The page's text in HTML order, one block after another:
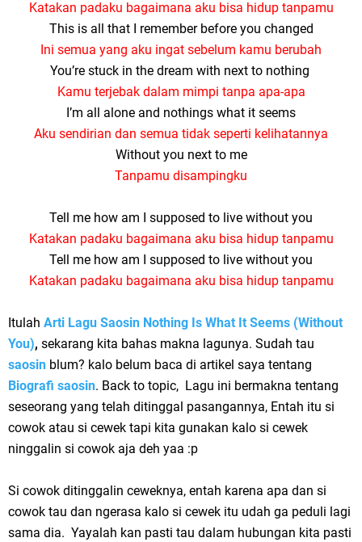
Katakan padaku bagaimana aku bisa hidup tanpamu
This is all that I remember before you changed
Ini semua yang aku ingat sebelum kamu berubah
You’re stuck in the dream with next to nothing
Kamu terjebak dalam mimpi tanpa apa-apa
I’m all alone and nothings what it seems
Aku sendirian dan semua tidak seperti kelihatannya
Without you next to me
Tanpamu disampingku
Tell me how am I supposed to live without you
Katakan padaku bagaimana aku bisa hidup tanpamu
Tell me how am I supposed to live without you
Katakan padaku bagaimana aku bisa hidup tanpamu
Itulah Arti Lagu Saosin Nothing Is What It Seems (Without
You), sekarang kita bahas makna lagunya. Sudah tau
saosin blum? kalo belum baca di artikel saya tentang
Biografi saosin. Back to topic, Lagu ini bermakna tentang
seseorang yang telah ditinggal pasangannya, Entah itu si
cowok atau si cewek tapi kita gunakan kalo si cewek
ninggalin si cowok aja deh yaa :p
Si cowok ditinggalin ceweknya, entah karena apa dan si
cowok tau dan ngerasa kalo si cewek itu udah ga peduli lagi
sama dia. Yayalah kan pasti tau dalam hubungan kita pasti